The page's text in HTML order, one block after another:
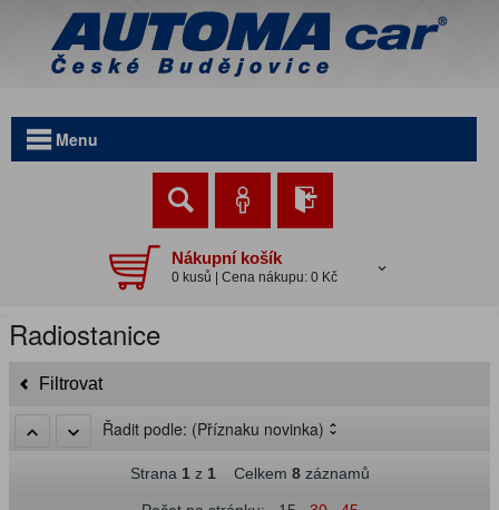
Menu
Nákupní košík
0 kusů | Cena nákupu: 0 Kč
Radiostanice
Filtrovat
Řadit podle: (Příznaku novinka)
Strana 1z 1Celkem 8záznamů